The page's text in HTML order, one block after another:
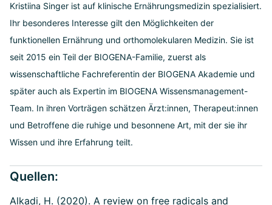
Kristiina Singer ist auf klinische Ernährungsmedizin spezialisiert.
Ihr besonderes Interesse gilt den Möglichkeiten der
funktionellen Ernährung und orthomolekularen Medizin. Sie ist
seit 2015 ein Teil der BIOGENA-Familie, zuerst als
wissenschaftliche Fachreferentin der BIOGENA Akademie und
später auch als Expertin im BIOGENA Wissensmanagement-
Team. In ihren Vorträgen schätzen Ärzt:innen, Therapeut:innen
und Betroffene die ruhige und besonnene Art, mit der sie ihr
Wissen und ihre Erfahrung teilt.
Quellen:
Alkadi, H. (2020). A review on free radicals and